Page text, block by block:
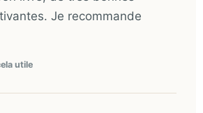
Je recommande
utile